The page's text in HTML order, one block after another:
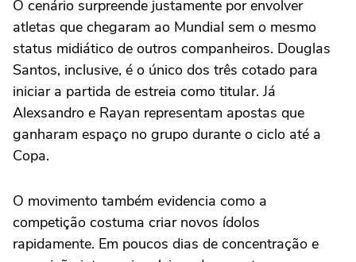
O cenário surpreende justamente por envolver
atletas que chegaram ao Mundial sem o mesmo
status midiático de outros companheiros. Douglas
Santos, inclusive, é o único dos três cotado para
iniciar a partida de estreia como titular. Já
Alexsandro e Rayan representam apostas que
ganharam espaço no grupo durante o ciclo até a
Copa.
O movimento também evidencia como a
competição costuma criar novos ídolos
rapidamente. Em poucos dias de concentração e